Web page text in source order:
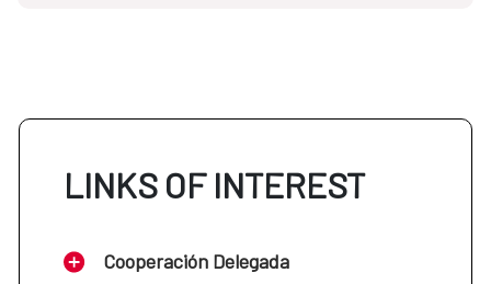
LINKS OF INTEREST
Cooperación Delegada